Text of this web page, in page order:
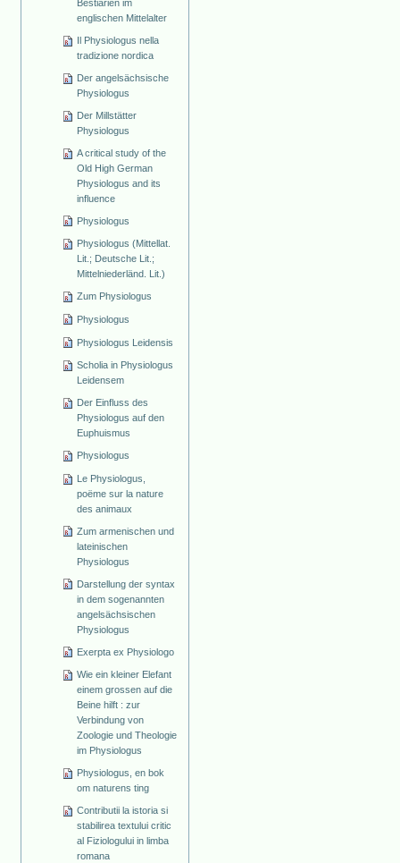
Bestiarien im
englischen Mittelalter
Il Physiologus nella
tradizione nordica
Der angelsächsische
Physiologus
Der Millstätter
Physiologus
A critical study of the
Old High German
Physiologus and its
influence
Physiologus
Physiologus (Mittellat.
Lit.; Deutsche Lit.;
Mittelniederländ. Lit.)
Zum Physiologus
Physiologus
Physiologus Leidensis
Scholia in Physiologus
Leidensem
Der Einfluss des
Physiologus auf den
Euphuismus
Physiologus
Le Physiologus,
poëme sur la nature
des animaux
Zum armenischen und
lateinischen
Physiologus
Darstellung der syntax
in dem sogenannten
angelsächsischen
Physiologus
Exerpta ex Physiologo
Wie ein kleiner Elefant
einem grossen auf die
Beine hilft : zur
Verbindung von
Zoologie und Theologie
im Physiologus
Physiologus, en bok
om naturens ting
Contributii la istoria si
stabilirea textului critic
al Fiziologului in limba
romana